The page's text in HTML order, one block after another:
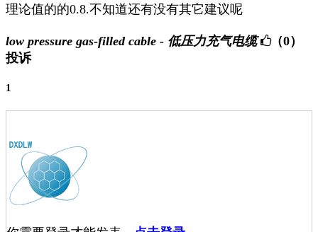
理论值的的0.8.不知道还有没有其它建议呢
low pressure gas-filled cable - 低压力充气电缆
（0）
投诉
1